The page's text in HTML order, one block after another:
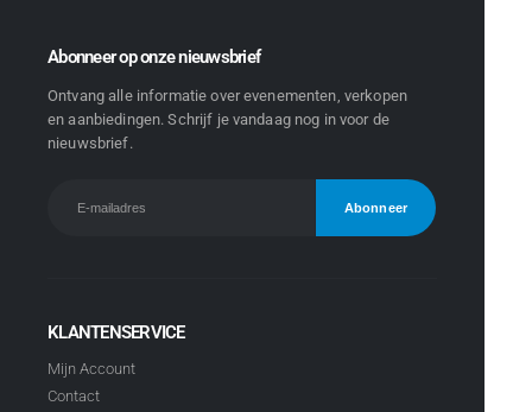
Abonneer op onze nieuwsbrief
Ontvang alle informatie over evenementen, verkopen
en aanbiedingen. Schrijf je vandaag nog in voor de
nieuwsbrief.
KLANTENSERVICE
Mijn Account
Contact